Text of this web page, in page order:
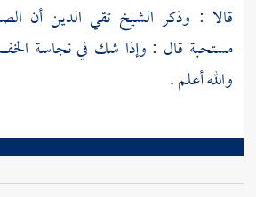
قالا : وذكر الشيخ تقي الدينأن
مستحبة قال : وإذا شك في نجاسة الخف
والله أعلم .